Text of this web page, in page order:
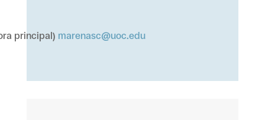
principal) marenasc@uoc.edu